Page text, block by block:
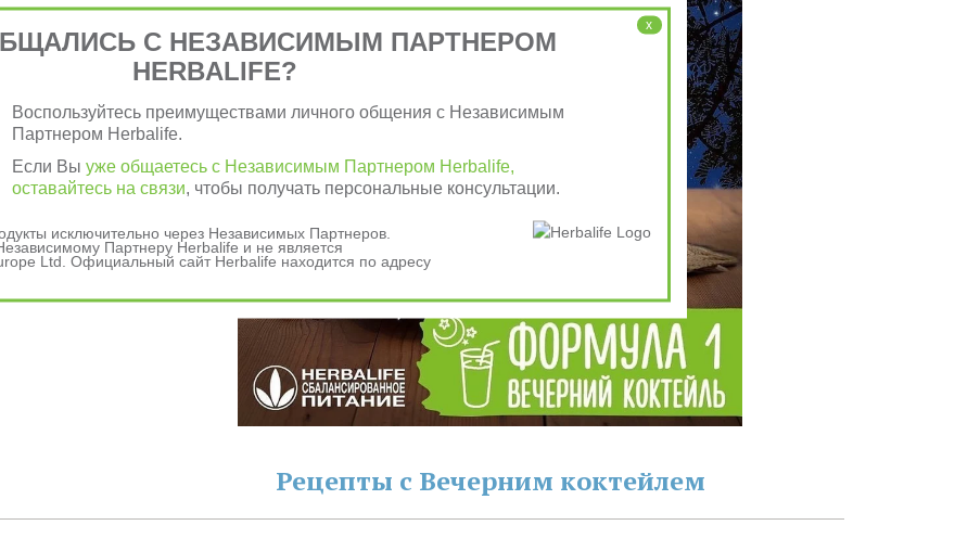
*
Рецепты с Вечерним коктейлем
x
С НЕЗАВИСИМЫМ ПАРТНЕРОМ
HERBALIFE?
Воспользуйтесь преимуществами личного общения с Независимым
Партнером Herbalife.
Если Вы уже общаетесь с Независимым Партнером Herbalife,
оставайтесь на связи, чтобы получать персональные консультации.
исключительно через Независимых Партнеров.
Партнеру Herbalife и не является
Ltd. Официальный сайт Herbalife находится по адресу